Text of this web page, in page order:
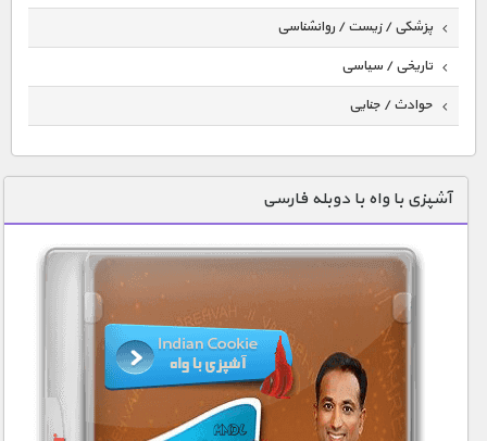
پزشکی / زیست / روانشناسی
تاریخی / سیاسی
حوادث / جنایی
دنیای خوراکی ها
زمین شناسی / محیط زیست
سازه/ معماری/ مهندسی
سرگرمی
شناخت کودکان
طبیعت
علم و فناوری
آشپزی با واه با دوبله فارسی